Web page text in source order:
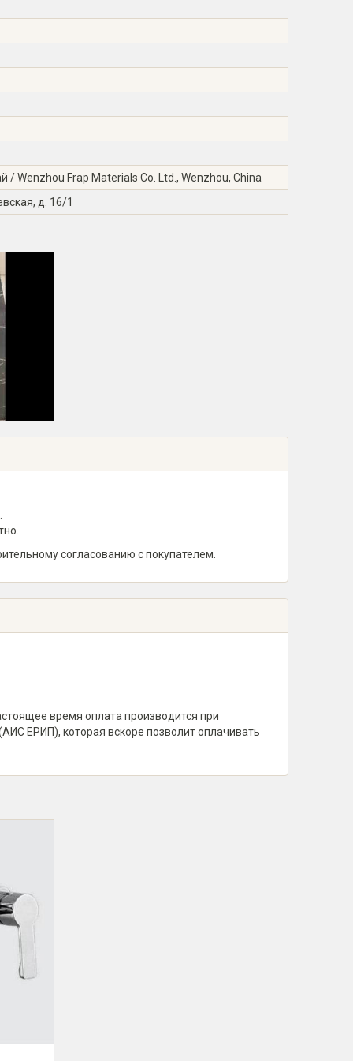
Wenzhou Frap Materials Co. Ltd., Wenzhou, China
д. 16/1
согласованию с покупателем.
время оплата производится при
ЕРИП), которая вскоре позволит оплачивать